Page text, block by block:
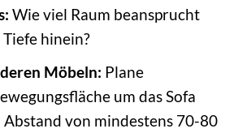
Wie viel Raum beansprucht
hinein?
Möbeln: Plane
um das Sofa
Abstand von mindestens 70-80